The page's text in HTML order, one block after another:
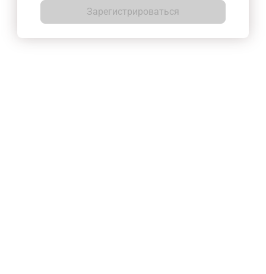
Зарегистрироваться